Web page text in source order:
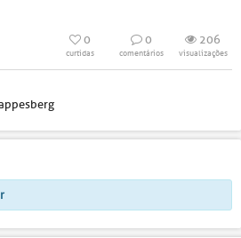
0
curtidas
0
comentários
206
visualizações